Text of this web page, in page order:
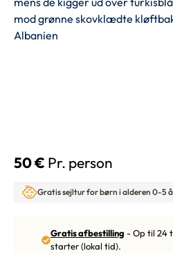
50 € Pr. person
Gratis sejltur for børn i alderen 0-5
Gratis afbestilling - Op til 24
starter (lokal tid).